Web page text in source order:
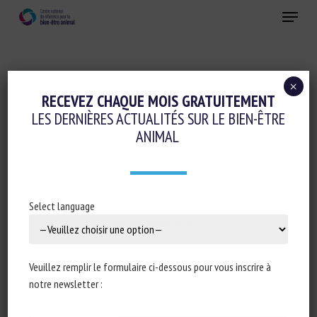
Menu
Elevage de précision et IA
ADVANCEMENTS IN ARTIFICIAL
IMPROVING ANIMAL WELFARE: CURRENT
29 décembre 2023
RECEVEZ CHAQUE MOIS GRATUITEMENT
LES DERNIÈRES ACTUALITÉS SUR LE BIEN-ÊTRE
ANIMAL
Select language
Veuillez remplir le formulaire ci-dessous pour vous inscrire à
notre newsletter :
×